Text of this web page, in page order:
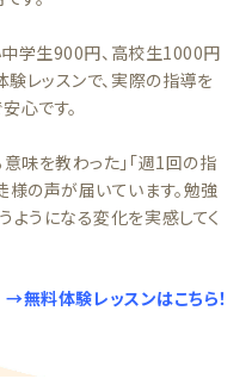
中学生900円、高校生1000円
験レッスンで、実際の指導を
心です。
味を教わった」「週1回の指
様の声が届いています。勉強
ようになる変化を実感してく
→無料体験レッスンはこちら！